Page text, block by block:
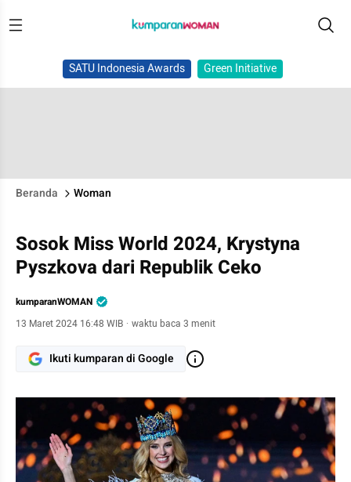
SATU Indonesia Awards Green Initiative
Beranda Woman
Sosok Miss World 2024, Krystyna
Pyszkova dari Republik Ceko
kumparanWOMAN
13 Maret 2024 16:48 WIB · waktu baca 3 menit
Ikuti kumparan di Google